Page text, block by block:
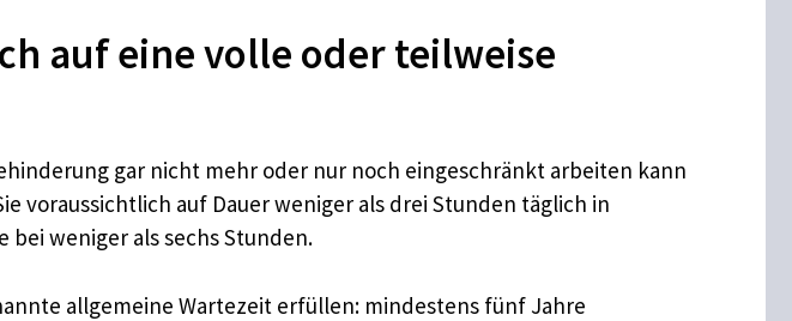
auf eine volle oder teilweise
gar nicht mehr oder nur noch eingeschränkt arbeiten kann
voraussichtlich auf Dauer weniger als drei Stunden täglich in
weniger als sechs Stunden.
allgemeine Wartezeit erfüllen: mindestens fünf Jahre